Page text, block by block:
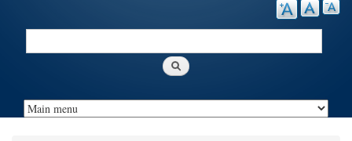
Search